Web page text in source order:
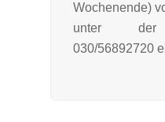
Wochenende)
unter der
030/56892720